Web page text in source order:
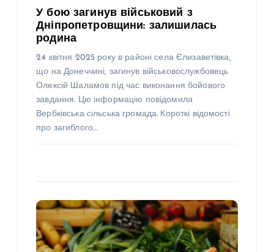
У бою загинув військовий з
Дніпропетровщини: залишилась
родина
24 квітня 2025 року в районі села Єлизаветівка,
що на Донеччині, загинув військовослужбовець
Олексій Шаламов під час виконання бойового
завдання. Цю інформацію повідомила
Вербківська сільська громада. Короткі відомості
про загиблого…